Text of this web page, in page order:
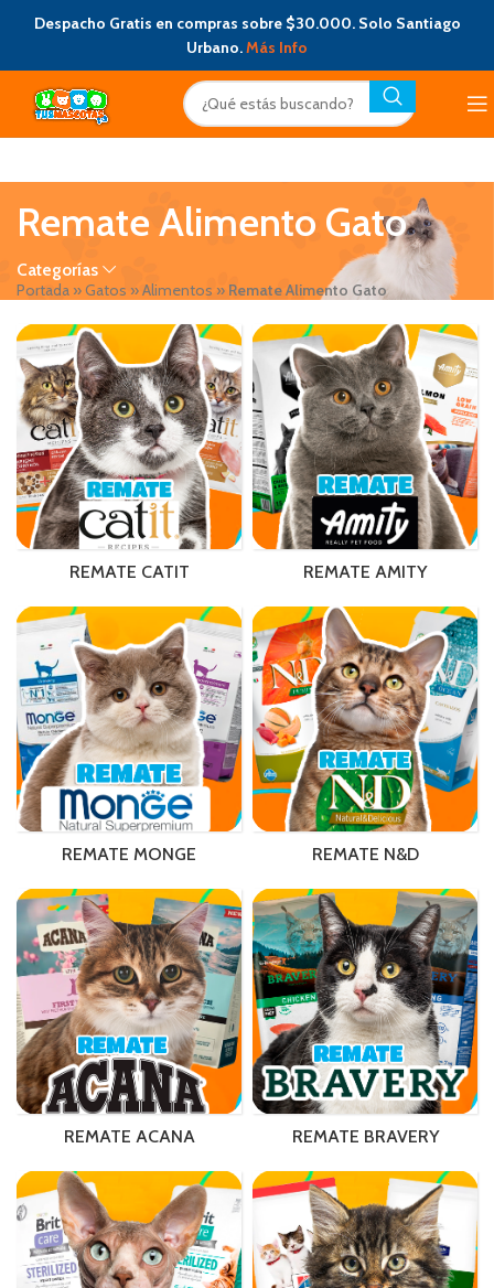
Despacho Gratis en compras sobre $30.000. Solo Santiago
Urbano.Más Info
Remate Alimento Gato
Categorías
Portada »Gatos »Alimentos » Remate Alimento Gato
REMATE CATIT REMATE AMITY
REMATE MONGE REMATE N&D
REMATE ACANA REMATE BRAVERY